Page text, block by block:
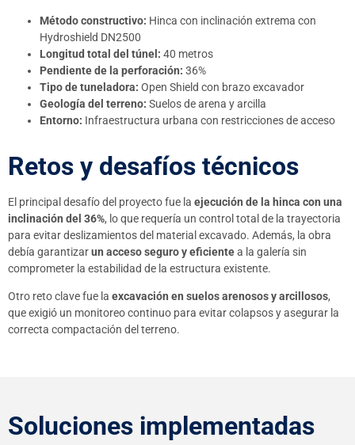
Método constructivo: Hinca con inclinación extrema con
Hydroshield DN2500
Longitud total del túnel: 40 metros
Pendiente de la perforación: 36%
Tipo de tuneladora: Open Shield con brazo excavador
Geología del terreno: Suelos de arena y arcilla
Entorno: Infraestructura urbana con restricciones de acceso
Retos y desafíos técnicos
El principal desafío del proyecto fue la ejecución de la hinca con una
inclinación del 36%, lo que requería un control total de la trayectoria
para evitar deslizamientos del material excavado. Además, la obra
debía garantizarun acceso seguro y eficientea la galería sin
comprometer la estabilidad de la estructura existente.
Otro reto clave fue la excavación en suelos arenosos y arcillosos,
que exigió un monitoreo continuo para evitar colapsos y asegurar la
correcta compactación del terreno.
Soluciones implementadas